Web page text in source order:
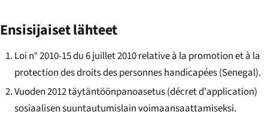
Ensisijaiset lähteet
Loi n° 2010-15 du 6 juillet 2010 relative à la promotion et à la
protection des droits des personnes handicapées (Senegal).
Vuoden 2012 täytäntöönpanoasetus (décret d'application)
sosiaalisen suuntautumislain voimaansaattamiseksi.